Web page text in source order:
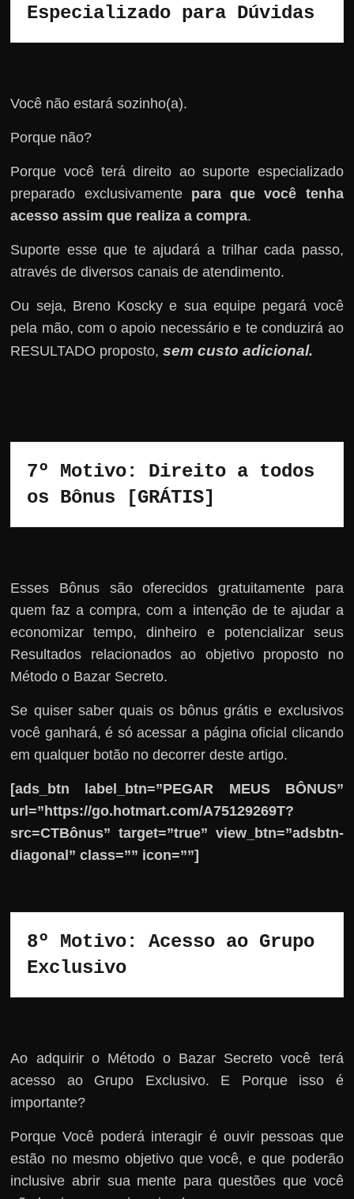
Especializado para Dúvidas
Você não estará sozinho(a).
Porque não?
Porque você terá direito ao suporte especializado
preparado exclusivamente para que você tenha
acesso assim que realiza a compra.
Suporte esse que te ajudará a trilhar cada passo,
através de diversos canais de atendimento.
Ou seja, Breno Koscky e sua equipe pegará você
pela mão, com o apoio necessário e te conduzirá ao
RESULTADO proposto,sem custo adicional.
7º Motivo: Direito a todos
os Bônus [GRÁTIS]
Esses Bônus são oferecidos gratuitamente para
quem faz a compra, com a intenção de te ajudar a
economizar tempo, dinheiro e potencializar seus
Resultados relacionados ao objetivo proposto no
Método o Bazar Secreto.
Se quiser saber quais os bônus grátis e exclusivos
você ganhará, é só acessar a página oficial clicando
em qualquer botão no decorrer deste artigo.
[ads_btn label_btn=”PEGAR MEUS BÔNUS”
url=”https://go.hotmart.com/A75129269T?
src=CTBônus” target=”true” view_btn=”adsbtn-
diagonal” class=”” icon=””]
8º Motivo: Acesso ao Grupo
Exclusivo
Ao adquirir o Método o Bazar Secreto você terá
acesso ao Grupo Exclusivo. E Porque isso é
importante?
Porque Você poderá interagir é ouvir pessoas que
estão no mesmo objetivo que você, e que poderão
inclusive abrir sua mente para questões que você